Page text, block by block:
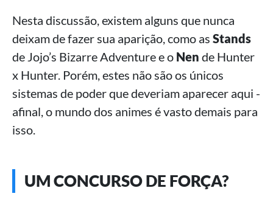
Nesta discussão, existem alguns que nunca
deixam de fazer sua aparição, como as Stands
de Jojo’s Bizarre Adventure e o Nen de Hunter
x Hunter. Porém, estes não são os únicos
sistemas de poder que deveriam aparecer aqui -
afinal, o mundo dos animes é vasto demais para
isso.
UM CONCURSO DE FORÇA?